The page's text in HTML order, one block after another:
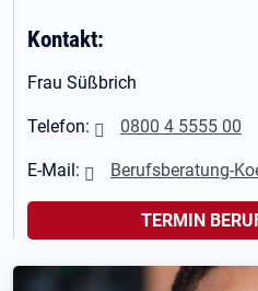
Kontakt:
Frau Süßbrich
Telefon: 0800 4 5555 00
E-Mail: Berufsberatung-
TERMIN